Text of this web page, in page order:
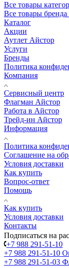
Все товары
Все товары
Каталог
Акции
Аутлет Айстор
Услуги
Бренды
Политика
Компания
Сервисный центр
Флагман Айстор
Работа в Айстор
Трейд-ин Айстор
Информация
Политика
Соглашение на
Условия доставки
Как купить
Вопрос-ответ
Помощь
Как купить
Условия доставки
Контакты
Подписаться на
+7 988 291-51-10
+7 988 291-51-10
+7 988 291-51-03